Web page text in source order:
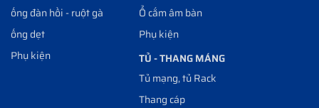
ống đàn hồi - ruột gà
ống dẹt
Phụ kiện
Ổ cắm âm bàn
Phụ kiện
TỦ - THANG MÁNG
Tủ mạng, tủ Rack
Thang cáp